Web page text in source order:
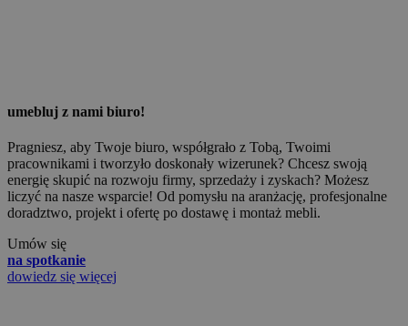
umebluj z nami biuro!
Pragniesz, aby Twoje biuro, współgrało z Tobą, Twoimi
pracownikami i tworzyło doskonały wizerunek? Chcesz swoją
energię skupić na rozwoju firmy, sprzedaży i zyskach? Możesz
liczyć na nasze wsparcie! Od pomysłu na aranżację, profesjonalne
doradztwo, projekt i ofertę po dostawę i montaż mebli.
Umów się
na spotkanie
dowiedz się więcej